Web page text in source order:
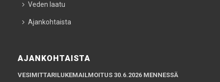
Veden laatu
Ajankohtaista
AJANKOHTAISTA
VESIMITTARILUKEMAILMOITUS 30.6.2026 MENNESSÄ